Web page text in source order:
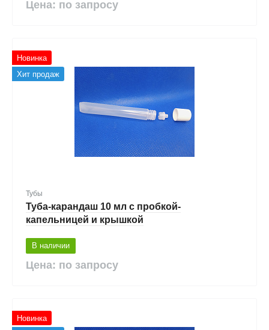
Цена: по запросу
Новинка
Хит продаж
Тубы
Туба-карандаш 10 мл с пробкой-
капельницей и крышкой
В наличии
Цена: по запросу
Новинка